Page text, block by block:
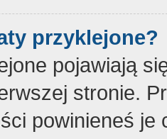
przyklejone?
pojawiają
stronie.
powinieneś je